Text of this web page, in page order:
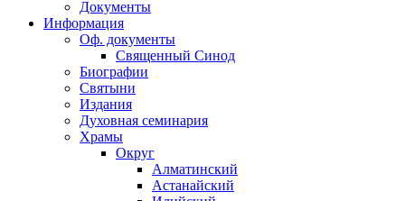
Документы
Информация
Оф. документы
Священный Синод
Биографии
Святыни
Издания
Духовная семинария
Храмы
Округ
Алматинский
Астанайский